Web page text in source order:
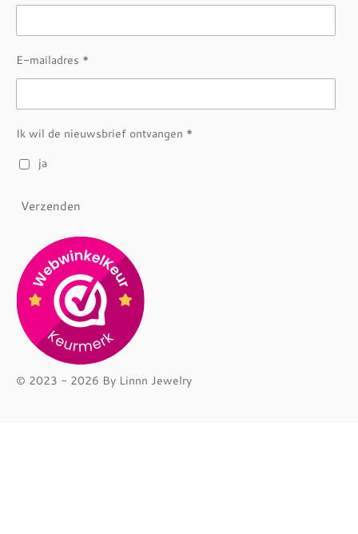
E-mailadres *
Ik wil de nieuwsbrief ontvangen *
ja
Verzenden
© 2023 - 2026 By Linnn Jewelry